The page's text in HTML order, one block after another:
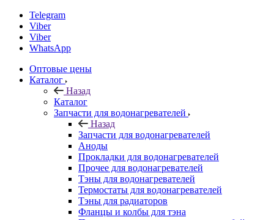
Telegram
Viber
Viber
WhatsApp
Оптовые цены
Каталог
Назад
Каталог
Запчасти для водонагревателей
Назад
Запчасти для водонагревателей
Аноды
Прокладки для водонагревателей
Прочее для водонагревателей
Тэны для водонагревателей
Термостаты для водонагревателей
Тэны для радиаторов
Фланцы и колбы для тэна